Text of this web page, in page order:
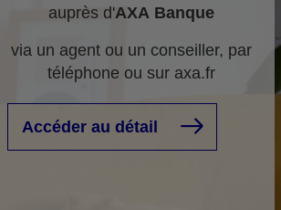
auprès d'AXA Banque
via un agent ou un conseiller, par
téléphone ou sur axa.fr
Accéder au détail